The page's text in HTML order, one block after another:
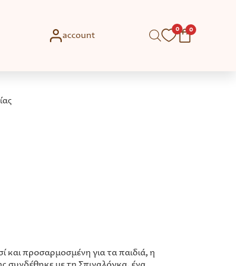
account
0 0
προσαρμοσμένη για τα παιδιά, η